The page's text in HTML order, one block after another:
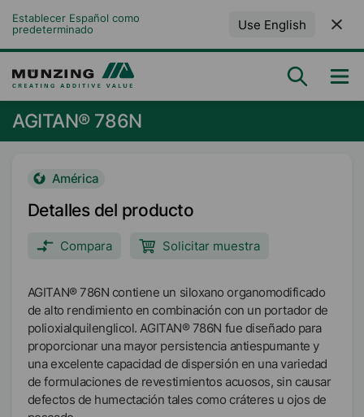
Establecer Español como
predeterminado
Use English
AGITAN® 786N
América
Detalles del producto
Compara Solicitar muestra
AGITAN® 786N contiene un siloxano organomodificado
de alto rendimiento en combinación con un portador de
polioxialquilenglicol. AGITAN® 786N fue diseñado para
proporcionar una mayor persistencia antiespumante y
una excelente capacidad de dispersión en una variedad
de formulaciones de revestimientos acuosos, sin causar
defectos de humectación tales como cráteres u ojos de